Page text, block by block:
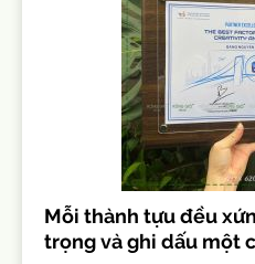
Mỗi thành tựu đều
trọng và ghi dấu một